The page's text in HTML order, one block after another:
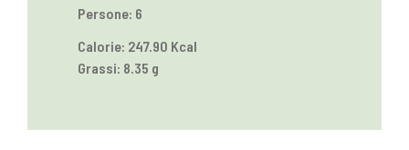
Persone: 6
Calorie: 247.90 Kcal
Grassi: 8.35 g